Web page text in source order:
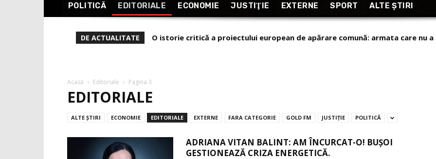
POLITICĂ EDITORIALE ECONOMIE JUSTIŢIE EXTERNE SPORT ALTE ŞTIRI
DE ACTUALITATE O istorie critică a proiectului european de apărare comună: armata care nu a
De ce l-a demis Zelenski pe popularul Ministru al Apărării
Acasă Editoriale Pagina 3
EDITORIALE
ALTE ŞTIRI ECONOMIE EDITORIALE EXTERNE FARA CATEGORIE GOLD FM JUSTIŢIE POLITICĂ
ADRIANA VITAN BALINT: AM ÎNCURCAT-O! BUȘOI
GESTIONEAZĂ CRIZA ENERGETICĂ.